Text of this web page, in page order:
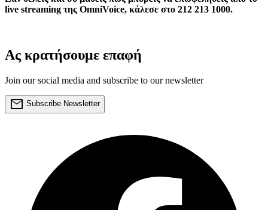
live streaming της OmniVoice, κάλεσε στο 212 213 1000.
Ας κρατήσουμε επαφή
Join our social media and subscribe to our newsletter
mail Subscribe Newsletter